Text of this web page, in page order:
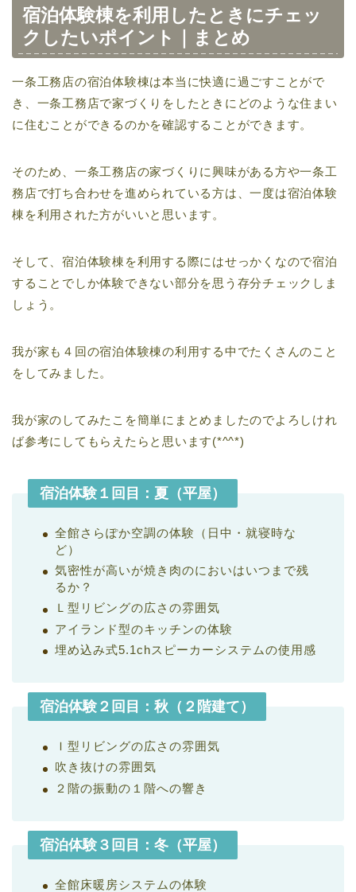
宿泊体験棟を利用したときにチェッ
クしたいポイント｜まとめ
一条工務店の宿泊体験棟は本当に快適に過ごすことがで
き、一条工務店で家づくりをしたときにどのような住まい
に住むことができるのかを確認することができます。
そのため、一条工務店の家づくりに興味がある方や一条工
務店で打ち合わせを進められている方は、一度は宿泊体験
棟を利用された方がいいと思います。
そして、宿泊体験棟を利用する際にはせっかくなので宿泊
することでしか体験できない部分を思う存分チェックしま
しょう。
我が家も４回の宿泊体験棟の利用する中でたくさんのこと
をしてみました。
我が家のしてみたこを簡単にまとめましたのでよろしけれ
ば参考にしてもらえたらと思います(*^^*)
宿泊体験１回目：夏（平屋）
全館さらぽか空調の体験（日中・就寝時な
ど）
気密性が高いが焼き肉のにおいはいつまで残
るか？
Ｌ型リビングの広さの雰囲気
アイランド型のキッチンの体験
埋め込み式5.1chスピーカーシステムの使用感
宿泊体験２回目：秋（２階建て）
Ｉ型リビングの広さの雰囲気
吹き抜けの雰囲気
２階の振動の１階への響き
宿泊体験３回目：冬（平屋）
全館床暖房システムの体験